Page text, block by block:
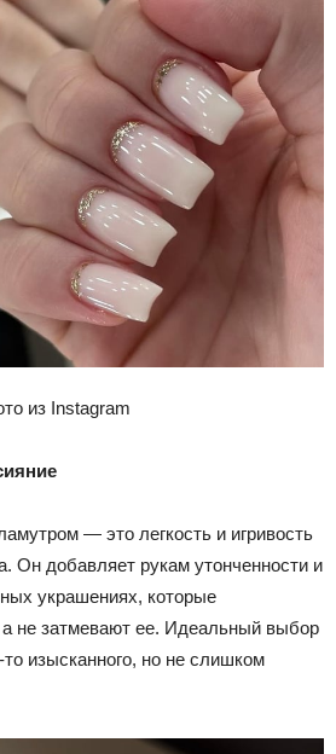
из Instagram
— это легкость и игривость
Он добавляет рукам утонченности и
украшениях, которые
а не затмевают ее. Идеальный выбор
то изысканного, но не слишком